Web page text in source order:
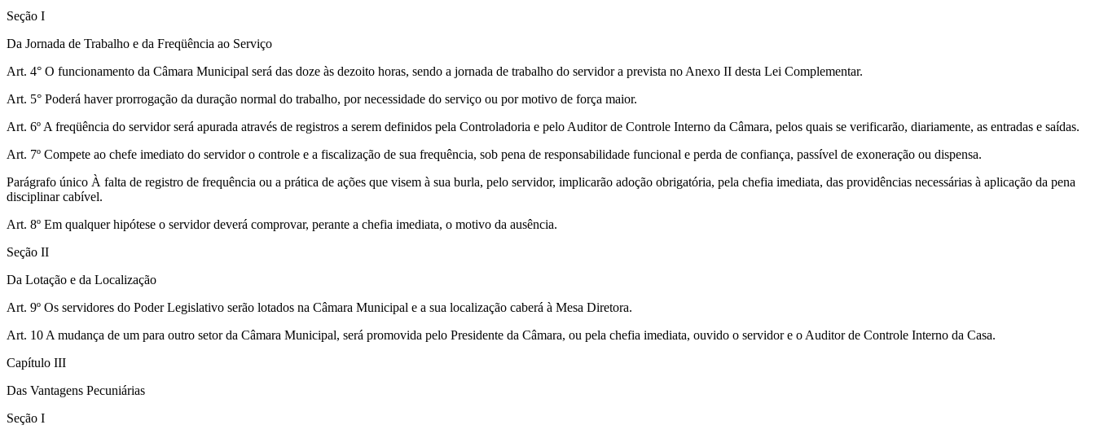
Seção I
Da Jornada de Trabalho e da Freqüência ao Serviço
Art. 4° O funcionamento da Câmara Municipal será das doze às dezoito horas, sendo a jornada de trabalho do servidor a prevista no Anexo II desta Lei Complementar.
Art. 5° Poderá haver prorrogação da duração normal do trabalho, por necessidade do serviço ou por motivo de força maior.
Art. 6º A freqüência do servidor será apurada através de registros a serem definidos pela Controladoria e pelo Auditor de Controle Interno da Câmara, pelos quais se verificarão, diariamente, as entradas e saídas.
Art. 7º Compete ao chefe imediato do servidor o controle e a fiscalização de sua frequência, sob pena de responsabilidade funcional e perda de confiança, passível de exoneração ou dispensa.
Parágrafo único À falta de registro de frequência ou a prática de ações que visem à sua burla, pelo servidor, implicarão adoção obrigatória, pela chefia imediata, das providências necessárias à aplicação da pena
disciplinar cabível.
Art. 8º Em qualquer hipótese o servidor deverá comprovar, perante a chefia imediata, o motivo da ausência.
Seção II
Da Lotação e da Localização
Art. 9º Os servidores do Poder Legislativo serão lotados na Câmara Municipal e a sua localização caberá à Mesa Diretora.
Art. 10 A mudança de um para outro setor da Câmara Municipal, será promovida pelo Presidente da Câmara, ou pela chefia imediata, ouvido o servidor e o Auditor de Controle Interno da Casa.
Capítulo III
Das Vantagens Pecuniárias
Seção I